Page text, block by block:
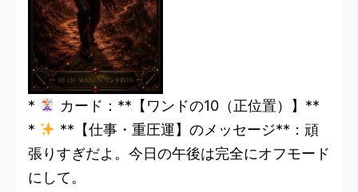
*
カード：**【ワンドの10（正位置）】**
*
**【仕事・重圧運】のメッセージ**：頑
張りすぎだよ。今日の午後は完全にオフモード
にして。